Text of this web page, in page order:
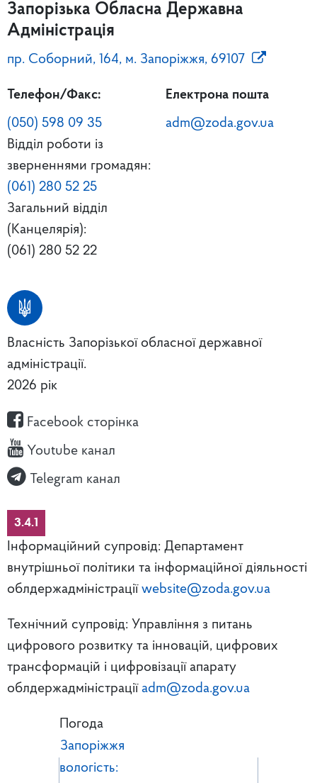
Запорізька Обласна Державна
Адміністрація
пр. Соборний, 164, м. Запоріжжя, 69107
Телефон/Факс:
(050) 598 09 35
Відділ роботи із
зверненнями громадян:
(061) 280 52 25
Загальний відділ
(Канцелярія):
(061) 280 52 22
Електрона пошта
adm@zoda.gov.ua
Власність Запорізької обласної державної
адміністрації.
2026 рік
Facebook сторінка
Youtube канал
Telegram канал
3.4.1
Інформаційний супровід: Департамент
внутрішньої політики та інформаційної діяльності
облдержадміністрації website@zoda.gov.ua
Технічний супровід: Управління з питань
цифрового розвитку та інновацій, цифрових
трансформацій і цифровізації апарату
облдержадміністрації adm@zoda.gov.ua
Погода
Запоріжжя
вологість: